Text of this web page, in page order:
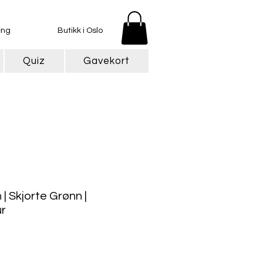
Butikk i Oslo
Quiz Gavekort
Skjorte Grønn |